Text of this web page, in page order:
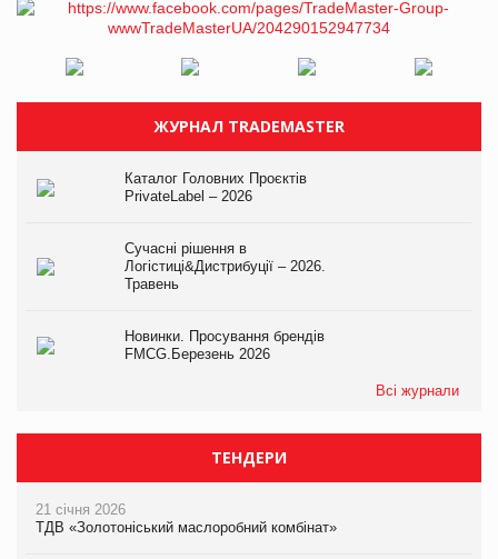
ЖУРНАЛ TRADEMASTER
Каталог Головних Проєктів
PrivateLabel – 2026
Сучасні рішення в
Логістиці&Дистрибуції – 2026.
Травень
Новинки. Просування брендів
FMCG.Березень 2026
Всі журнали
ТЕНДЕРИ
21 січня 2026
ТДВ «Золотоніський маслоробний комбінат»